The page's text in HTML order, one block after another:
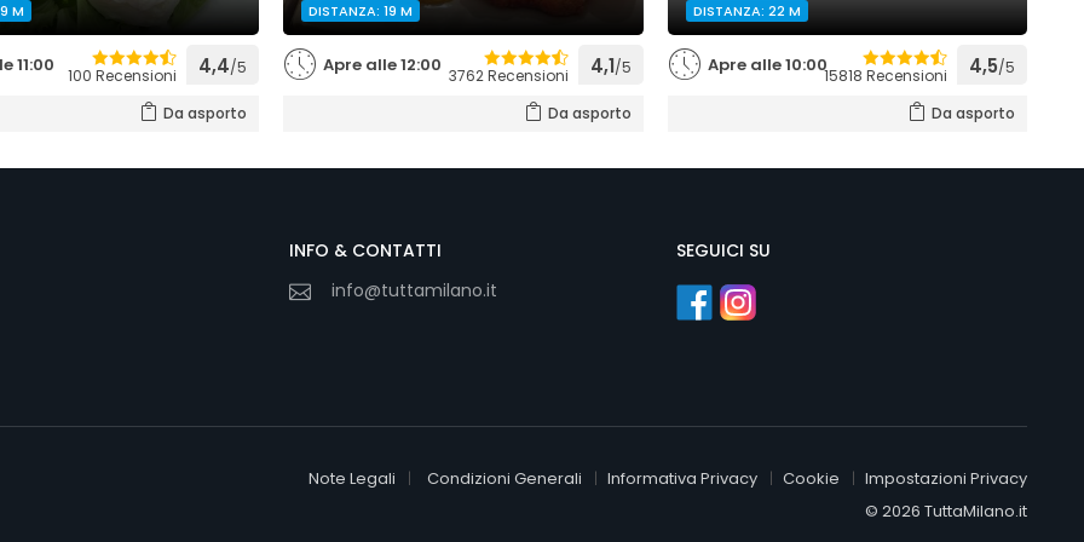
M
11:00 100 Recensioni 4,4/5
Da asporto
DISTANZA: 19 M
Apre alle 12:00 3762 Recensioni 4,1/5
Da asporto
DISTANZA: 22 M
Apre alle 10:0015818 Recensioni 4,5/5
Da asporto
INFO & CONTATTI
info@tuttamilano.it
SEGUICI SU
Note Legali Condizioni Generali Informativa Privacy Cookie
Impostazioni Privacy
© 2026 TuttaMilano.it